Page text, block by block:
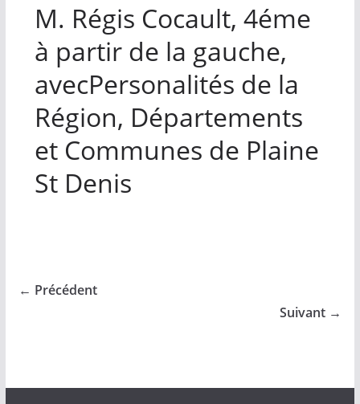
M. Régis Cocault, 4éme
à partir de la gauche,
avecPersonalités de la
Région, Départements
et Communes de Plaine
St Denis
← Précédent
Suivant →